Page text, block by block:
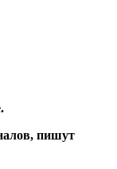
пишут